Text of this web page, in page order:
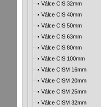
Válce CIS 32mm
Válce CIS 40mm
Válce CIS 50mm
Válce CIS 63mm
Válce CIS 80mm
Válce CIS 100mm
Válce CISM 16mm
Válce CISM 20mm
Válce CISM 25mm
Válce CISM 32mm